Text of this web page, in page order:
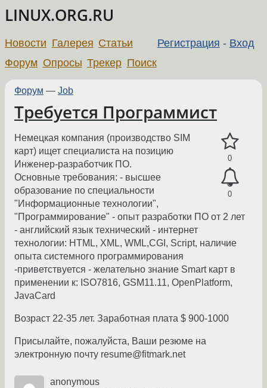
LINUX.ORG.RU
Регистрация - Вход
Новости Галерея Статьи
Форум Опросы Трекер Поиск
Форум — Job
Требуется Программист
0
0
Немецкая компания (производство SIM
карт) ищет специалиста на позицию
Инженер-разработчик ПО.
Основные требования: - высшее
образование по специальности
"Информационные технологии",
"Программирование" - опыт разработки ПО от 2 лет
- английский язык технический - интернет
технологии: HTML, XML, WML,CGI, Script, наличие
опыта системного программирования
-приветствуется - желательно знание Smart карт в
применении к: ISO7816, GSM11.11, OpenPlatform,
JavaCard
Возраст 22-35 лет. Заработная плата $ 900-1000
Присылайте, пожалуйста, Ваши резюме на
электронную почту resume@fitmark.net
anonymous